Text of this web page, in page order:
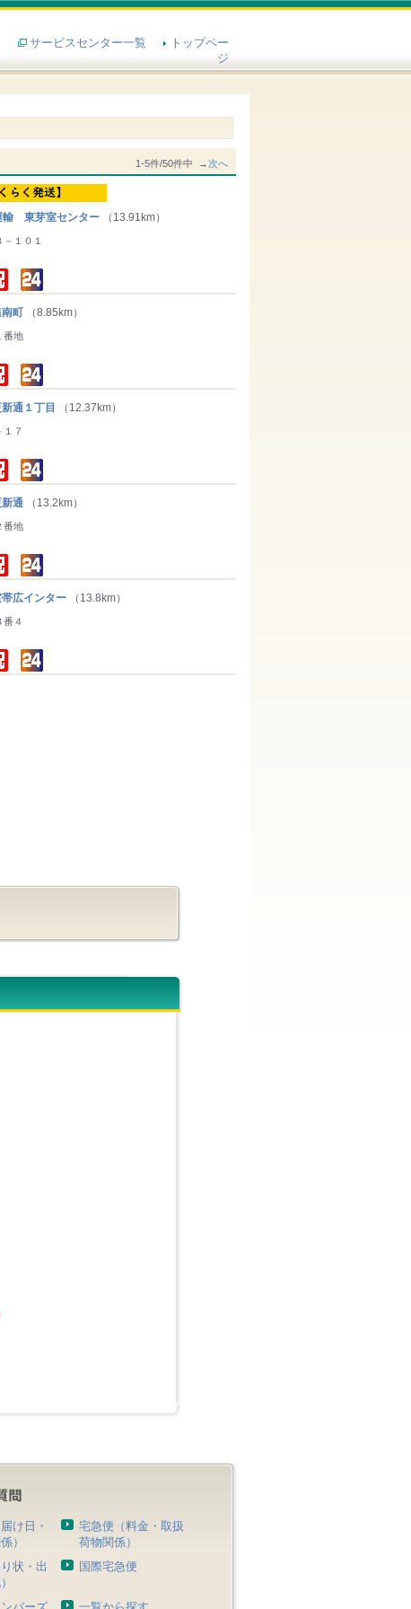
サービスセンター一覧
トップペー
ジ
1-5件/50件中 →次へ
東芽室センター （13.91km）
１０１
町 （8.85km）
番地
１丁目 （12.37km）
７
通 （13.2km）
番地
インター （13.8km）
番４
け日・
）
宅急便（料金・取扱
荷物関係）
状・出
国際宅急便